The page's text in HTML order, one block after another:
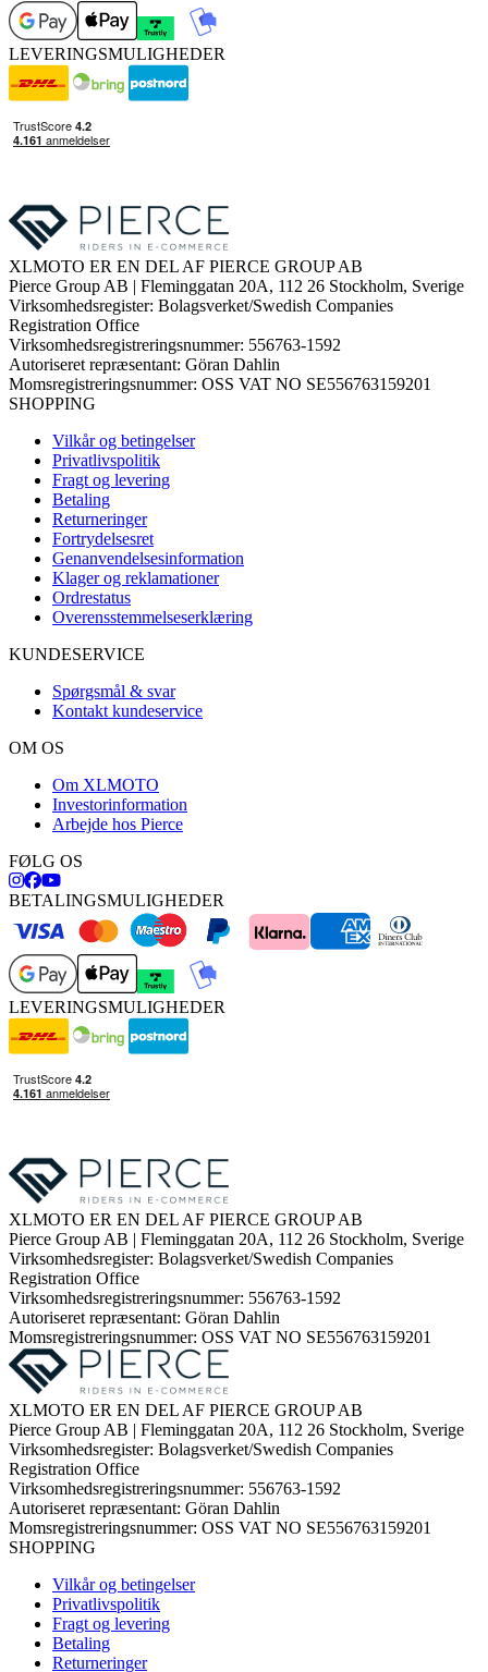
LEVERINGSMULIGHEDER
XLMOTO ER EN DEL AF PIERCE GROUP AB
Pierce Group AB | Fleminggatan 20A, 112 26 Stockholm, Sverige
Virksomhedsregister: Bolagsverket/Swedish Companies
Registration Office
Virksomhedsregistreringsnummer: 556763-1592
Autoriseret repræsentant: Göran Dahlin
Momsregistreringsnummer: OSS VAT NO SE556763159201
SHOPPING
Vilkår og betingelser
Privatlivspolitik
Fragt og levering
Betaling
Returneringer
Fortrydelsesret
Genanvendelsesinformation
Klager og reklamationer
Ordrestatus
Overensstemmelseserklæring
KUNDESERVICE
Spørgsmål & svar
Kontakt kundeservice
OM OS
Om XLMOTO
Investorinformation
Arbejde hos Pierce
FØLG OS
BETALINGSMULIGHEDER
LEVERINGSMULIGHEDER
XLMOTO ER EN DEL AF PIERCE GROUP AB
Pierce Group AB | Fleminggatan 20A, 112 26 Stockholm, Sverige
Virksomhedsregister: Bolagsverket/Swedish Companies
Registration Office
Virksomhedsregistreringsnummer: 556763-1592
Autoriseret repræsentant: Göran Dahlin
Momsregistreringsnummer: OSS VAT NO SE556763159201
XLMOTO ER EN DEL AF PIERCE GROUP AB
Pierce Group AB | Fleminggatan 20A, 112 26 Stockholm, Sverige
Virksomhedsregister: Bolagsverket/Swedish Companies
Registration Office
Virksomhedsregistreringsnummer: 556763-1592
Autoriseret repræsentant: Göran Dahlin
Momsregistreringsnummer: OSS VAT NO SE556763159201
SHOPPING
Vilkår og betingelser
Privatlivspolitik
Fragt og levering
Betaling
Returneringer